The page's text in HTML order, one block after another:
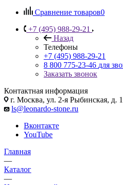
Сравнение товаров0
+7 (495) 988-29-21
Назад
Телефоны
+7 (495) 988-29-21
8 800 775-23-46 для
Заказать звонок
Контактная информация
г. Москва, ул. 2-я Рыбинская, д.
ls@leonardo-stone.ru
Вконтакте
YouTube
Главная
—
Каталог
—